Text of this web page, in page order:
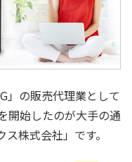
」の販売代理業として
開始したのが大手の通
株式会社」です。